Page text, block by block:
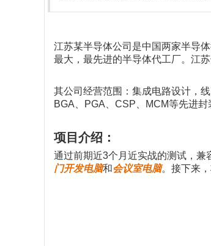
江苏某半导体公司是中国两家半导
最大，最先进的半导体代工厂。江
其公司经营范围：集成电路设计，
BGA、PGA、CSP、MCM等先进封
项目介绍：
通过前期近3个月近实战的测试，
门开发电脑和会议室电脑。接下来